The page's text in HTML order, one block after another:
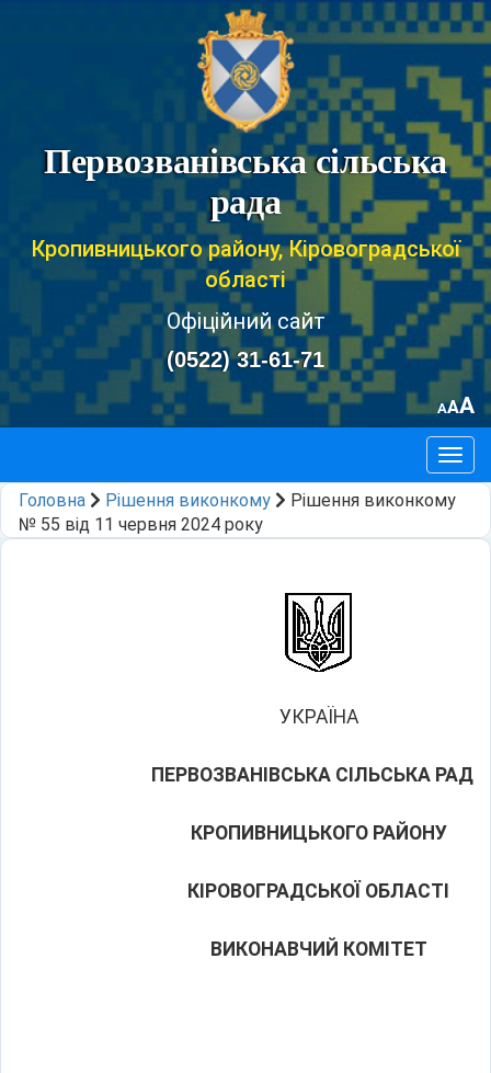
Первозванівська сільська
рада
Кропивницького району, Кіровоградської
області
Офіційний сайт
(0522) 31-61-71
AAA
Головна
Рішення виконкому
Рішення виконкому
№ 55 від 11 червня 2024 року
УКРАЇНА
ПЕРВОЗВАНІВСЬКА СІЛЬСЬКА РАДА
КРОПИВНИЦЬКОГО РАЙОНУ
КІРОВОГРАДСЬКОЇ ОБЛАСТІ
ВИКОНАВЧИЙ КОМІТЕТ